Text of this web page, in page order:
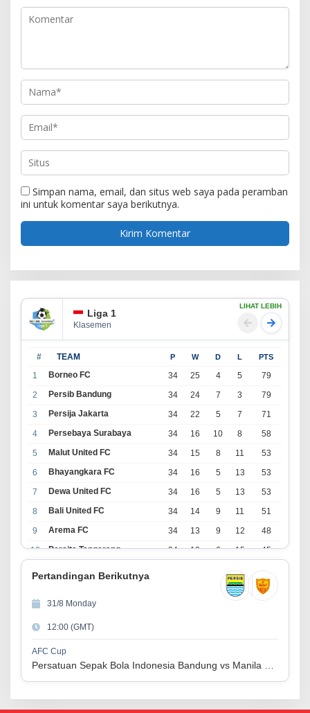
Simpan nama, email, dan situs web saya pada peramban
ini untuk komentar saya berikutnya.
Liga 1
Klasemen
LIHAT LEBIH
# TEAM P W D L PTS
1 Borneo FC 34 25 4 5
79
2
Persib Bandung 34 24 7 3
79
3
Persija Jakarta 34 22 5 7
71
4
Persebaya Surabaya 34 16 10 8
58
5
Malut United FC 34 15 8 11
53
6
Bhayangkara FC 34 16 5 13
53
7
Dewa United FC 34 16 5 13
53
8
Bali United FC 34 14 9 11
51
9
Arema FC 34 13 9 12
48
10
Persita Tangerang 34 13 6 15
45
17
39
13
Persijap Jepara
14
Madura United FC
15
PSM Makassar
16
Persis Solo 34 8 10 16
34
Pertandingan Berikutnya
31/8 Monday
12:00 (GMT)
AFC Cup
Persatuan Sepak Bola Indonesia Bandung vs Manila Digger FC